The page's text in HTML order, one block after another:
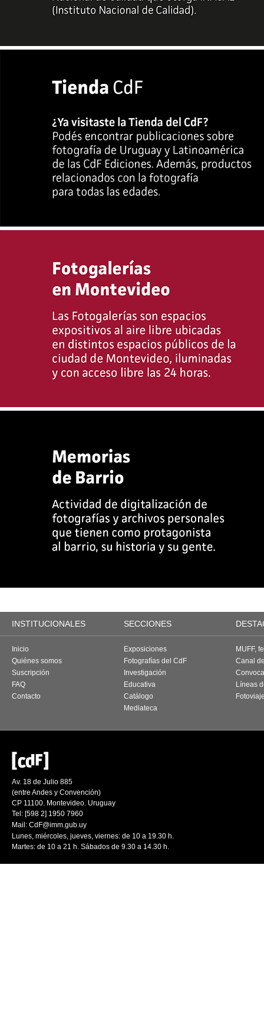
INSTITUCIONALES SECCIONES
Inicio
Quiénes somos
Suscripción
FAQ
Contacto
Exposiciones
Fotografías del CdF
Investigación
Educativa
Catálogo
Mediateca
MUFF,
Canal
Líneas
Av. 18 de Julio 885
(entre Andes y Convención)
CP 11100. Montevideo. Uruguay
Tel: [598 2] 1950 7960
Mail: CdF@imm.gub.uy
Lunes, miércoles, jueves, viernes: de 10 a 19.30 h.
Martes: de 10 a 21 h. Sábados de 9.30 a 14.30 h.